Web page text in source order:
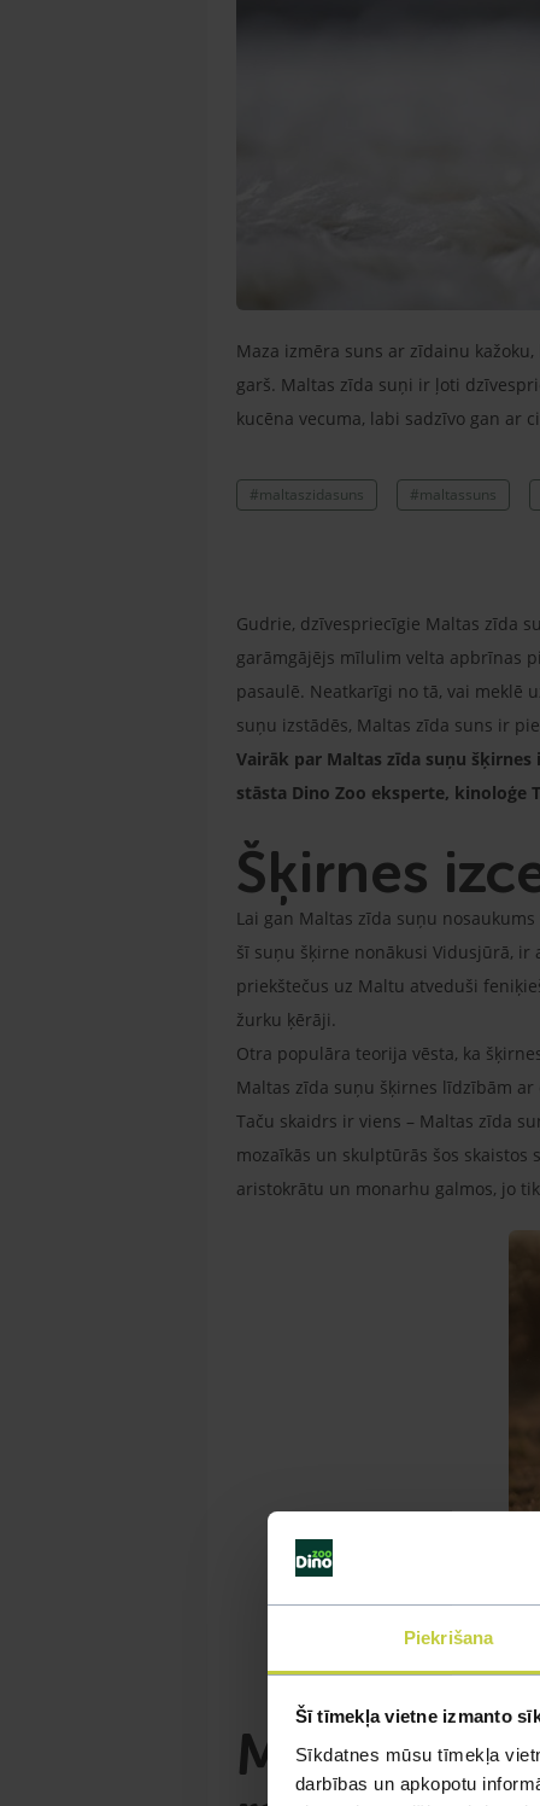
Piekrišana
Šī tīmekļa vietne izmanto
Sīkdatnes mūsu tīmekļa
darbības un apkopotu
Maza izmēra suns ar zīdainu
garš. Maltas zīda suņi ir ļoti
kucēna vecuma, labi sadzīvo gan ar
#maltaszidasuns #maltassuns
Gudrie, dzīvespriecīgie Maltas zīda
garāmgājējs mīlulim velta apbrīnas
pasaulē. Neatkarīgi no tā, vai meklē
suņu izstādēs, Maltas zīda suns ir
Vairāk par Maltas zīda suņu
stāsta Dino Zoo eksperte, kinoloģe
Šķirnes
Lai gan Maltas zīda suņu
šī suņu šķirne nonākusi Vidusjūrā,
priekštečus uz Maltu atveduši
žurku ķērāji.
Otra populāra teorija vēsta, ka
Maltas zīda suņu šķirnes līdzībām
Taču skaidrs ir viens – Maltas zīda
mozaīkās un skulptūrās šos
aristokrātu un monarhu galmos, jo
Maltas